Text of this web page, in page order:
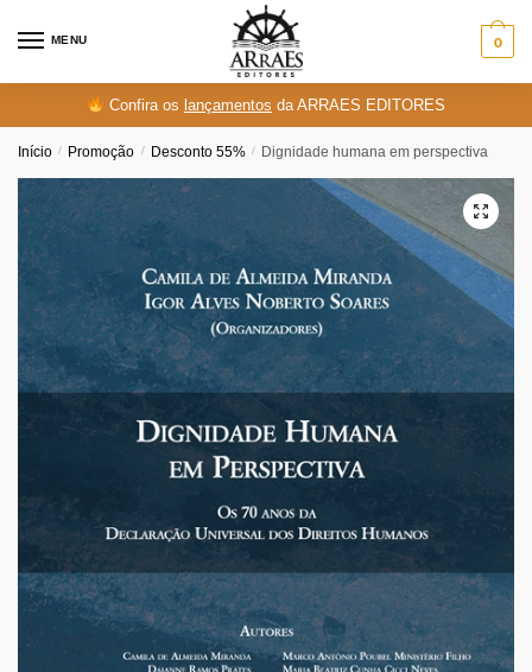
MENU 0
Confira os lançamentos da ARRAES EDITORES
Início / Promoção / Desconto 55% / Dignidade humana em perspectiva